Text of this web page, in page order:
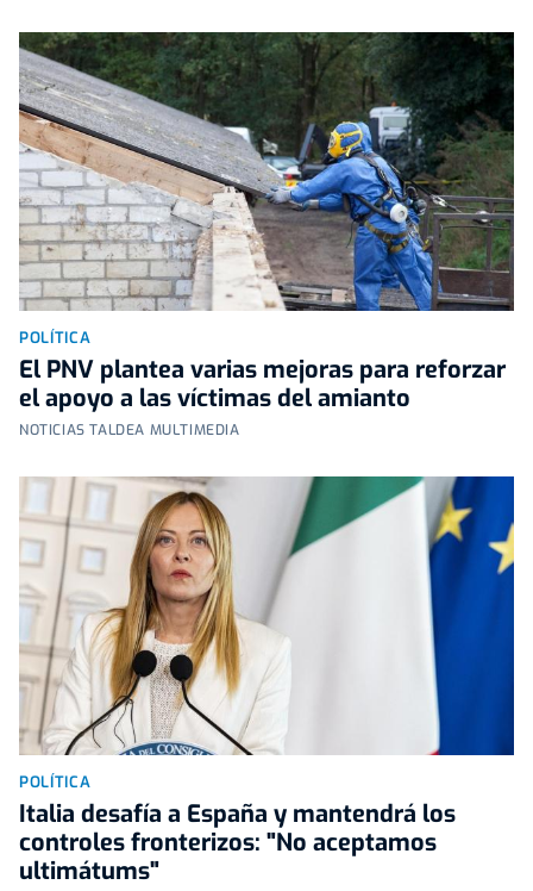
POLÍTICA
El PNV plantea varias mejoras para reforzar
el apoyo a las víctimas del amianto
NOTICIAS TALDEA MULTIMEDIA
POLÍTICA
Italia desafía a España y mantendrá los
controles fronterizos: "No aceptamos
ultimátums"